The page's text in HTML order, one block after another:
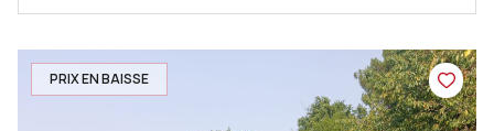
PRIX EN BAISSE